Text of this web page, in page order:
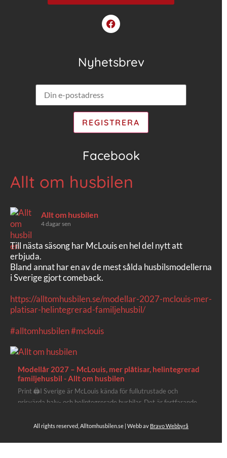
Nyhetsbrev
Facebook
Allt om husbilen
Allt om husbilen
4 dagar sen
Till nästa säsong har McLouis en hel del nytt att
erbjuda.
Bland annat har en av de mest sålda husbilsmodellerna
i Sverige gjort comeback.
https://alltomhusbilen.se/modellar-2027-mclouis-mer-
platisar-helintegrerad-familjehusbil/
#alltomhusbilen#mclouis
Modellår 2027 – McLouis, mer plåtisar, helintegrerad
familjehusbil - Allt om husbilen
Print 🖨I Sverige är McLouis kända för fullutrustade och
prisvärda halv- och helintegrerade husbilar. Det är fortfarande
plåtisutbud lite extra kärlek med hela 3 nya utrustningsnivåer.
All rights reserved, Alltomhusbilen.se | Webb av Bravo Webbyrå